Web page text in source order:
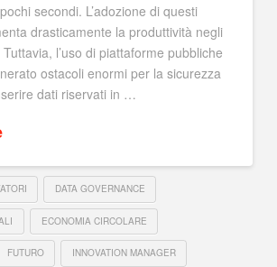
secondi. L’adozione di questi
drasticamente la produttività negli
l’uso di piattaforme pubbliche
ostacoli enormi per la sicurezza
dati riservati in …
DATA GOVERNANCE
ECONOMIA CIRCOLARE
FUTURO INNOVATION MANAGER